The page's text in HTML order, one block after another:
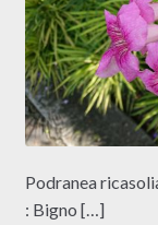
Podranea
: Bigno […]